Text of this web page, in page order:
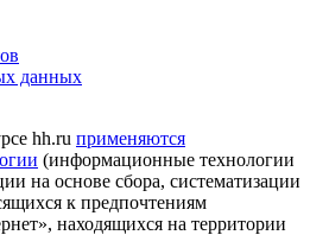
данных
hh.ru применяются
(информационные технологии
на основе сбора, систематизации
к предпочтениям
находящихся на территории